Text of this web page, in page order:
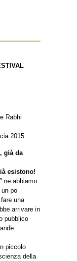
Rabhi
2015
già da
esistono!
ne abbiamo
po’
una
arrivare in
pubblico
piccolo
della